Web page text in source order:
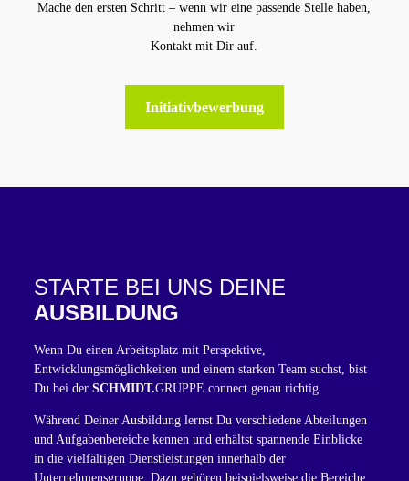
Mache den ersten Schritt – wenn wir eine passende Stelle haben,
nehmen wir
Kontakt mit Dir auf.
Initiativbewerbung
STARTE BEI UNS DEINE
AUSBILDUNG
Wenn Du einen Arbeitsplatz mit Perspektive,
Entwicklungsmöglichkeiten und einem starken Team suchst, bist
Du bei derSCHMIDT.GRUPPE connect genau richtig.
Während Deiner Ausbildung lernst Du verschiedene Abteilungen
und Aufgabenbereiche kennen und erhältst spannende Einblicke
in die vielfältigen Dienstleistungen innerhalb der
Unternehmensgruppe. Dazu gehören beispielsweise die Bereiche